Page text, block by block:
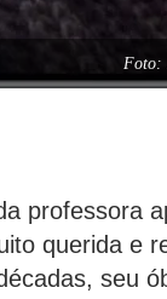
Foto:
professora
querida e
seu